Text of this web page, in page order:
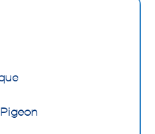
Pigeon